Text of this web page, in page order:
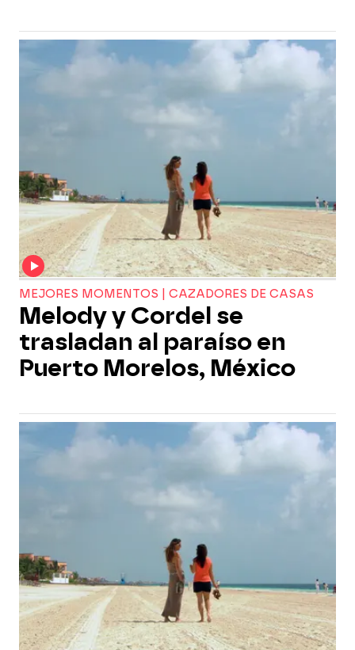
MEJORES MOMENTOS | CAZADORES DE CASAS
Melody y Cordel se
trasladan al paraíso en
Puerto Morelos, México